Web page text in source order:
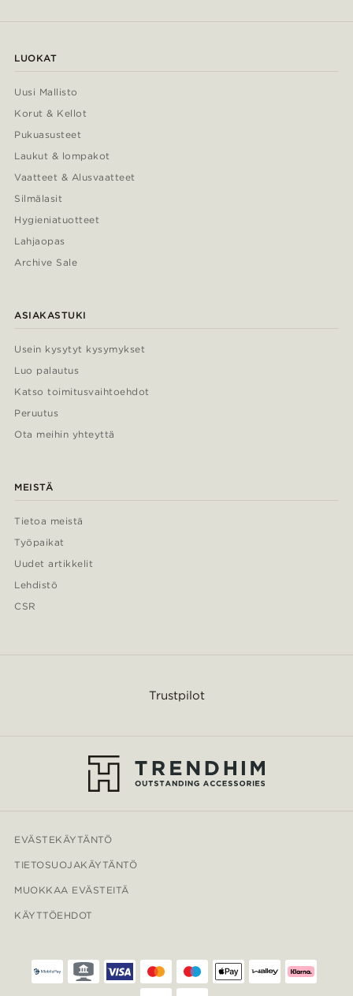
LUOKAT
Uusi Mallisto
Korut & Kellot
Pukuasusteet
Laukut & lompakot
Vaatteet & Alusvaatteet
Silmälasit
Hygieniatuotteet
Lahjaopas
Archive Sale
ASIAKASTUKI
Usein kysytyt kysymykset
Luo palautus
Katso toimitusvaihtoehdot
Peruutus
Ota meihin yhteyttä
MEISTÄ
Tietoa meistä
Työpaikat
Uudet artikkelit
Lehdistö
CSR
Trustpilot
EVÄSTEKÄYTÄNTÖ
TIETOSUOJAKÄYTÄNTÖ
MUOKKAA EVÄSTEITÄ
KÄYTTÖEHDOT